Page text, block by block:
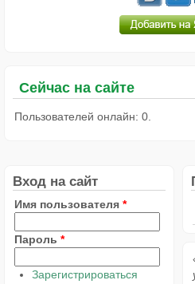
Сейчас на сайте
Пользователей онлайн: 0.
Вход на сайт
Имя пользователя *
Пароль *
Зарегистрироваться